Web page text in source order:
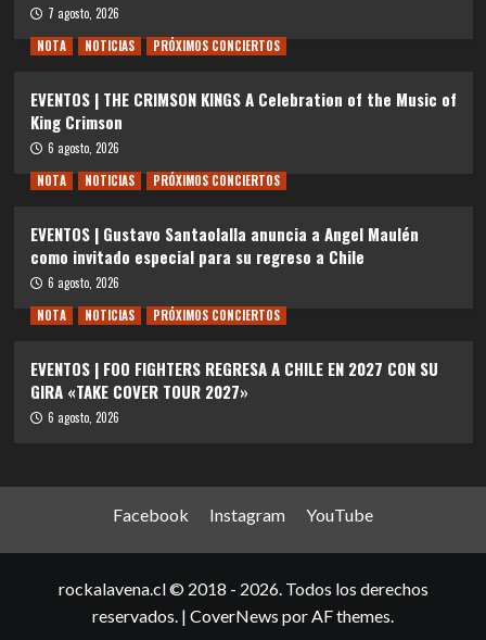
7 agosto, 2026
NOTA
NOTICIAS PRÓXIMOS CONCIERTOS
EVENTOS | THE CRIMSON KINGS A Celebration of the Music of
King Crimson
6 agosto, 2026
NOTA
NOTICIAS PRÓXIMOS CONCIERTOS
EVENTOS | Gustavo Santaolalla anuncia a Angel Maulén
como invitado especial para su regreso a Chile
6 agosto, 2026
NOTA
NOTICIAS PRÓXIMOS CONCIERTOS
EVENTOS | FOO FIGHTERS REGRESA A CHILE EN 2027 CON SU
GIRA «TAKE COVER TOUR 2027»
6 agosto, 2026
Facebook Instagram YouTube
rockalavena.cl © 2018 - 2026. Todos los derechos
reservados. | CoverNews por AF themes.